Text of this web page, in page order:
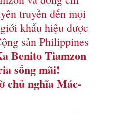
truyền đến mọi
khẩu hiệu được
sản Philippines
Benito Tiamzon
sống mãi!
chủ nghĩa Mác-